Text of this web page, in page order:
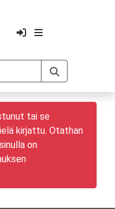
tai se
kirjattu. Otathan
on